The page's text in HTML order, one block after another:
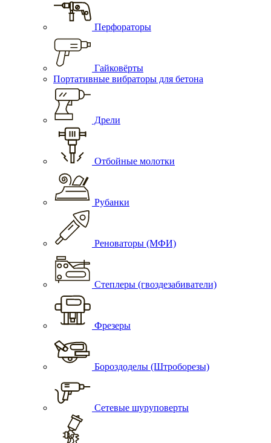
Перфораторы
Гайковёрты
Портативные вибраторы для бетона
Дрели
Отбойные молотки
Рубанки
Реноваторы (МФИ)
Степлеры (гвоздезабиватели)
Фрезеры
Бороздоделы (Штроборезы)
Сетевые шуруповерты